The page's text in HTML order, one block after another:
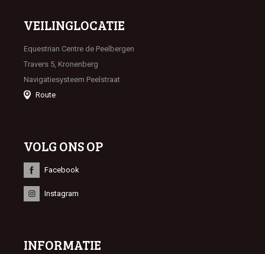
VEILINGLOCATIE
Equestrian Centre de Peelbergen
Travers 5, Kronenberg
Navigatiesysteem Peelstraat
Route
VOLG ONS OP
Facebook
Instagram
INFORMATIE